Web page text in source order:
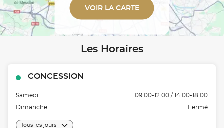
Les Horaires
CONCESSION
Samedi
09:00-12:00 / 14:00-18:00
Dimanche
Fermé
Tous les jours
VOIR LA CARTE